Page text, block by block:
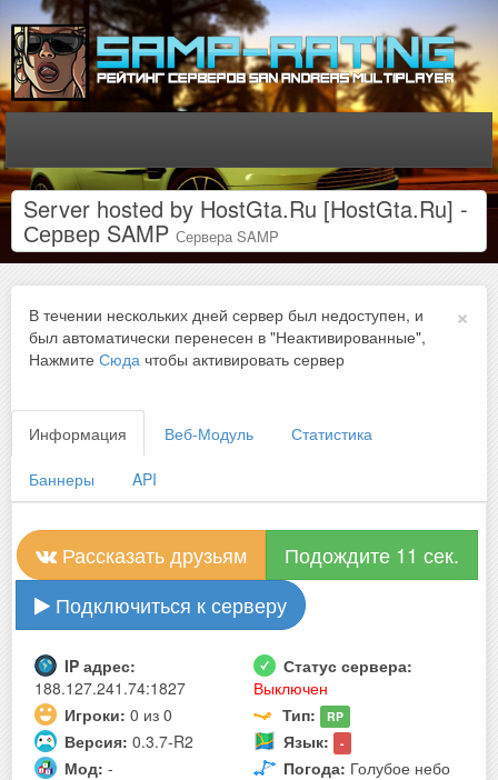
Server hosted by HostGta.Ru [HostGta.Ru] -
Сервер SAMP Сервера SAMP
×
В течении нескольких дней сервер был недоступен, и
был автоматически перенесен в "Неактивированные",
Нажмите Сюда чтобы активировать сервер
Информация Веб-Модуль Статистика
Баннеры API
Рассказать друзьям
Подождите 11 сек.
Подключиться к серверу
IP адрес:
188.127.241.74:1827
Статус сервера:
Выключен
Игроки: 0 из 0 Тип: RP
Версия: 0.3.7-R2 Язык: -
Мод: - Погода: Голубое небо